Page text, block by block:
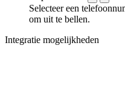
Selecteer een
om uit te bellen.
Integratie mogelijkheden